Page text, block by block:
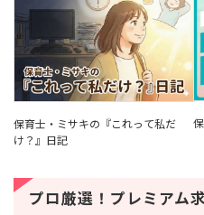
保育士・ミサキの『これって私だ
け？』日記
プロ厳選！プレミアム